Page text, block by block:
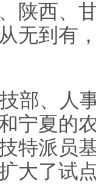
西、
无到有
、人
宁夏的
特派员
大了试